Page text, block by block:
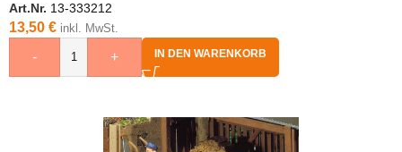
Art.Nr. 13-333212
13,50 € inkl. MwSt.
- + IN DEN WARENKORB